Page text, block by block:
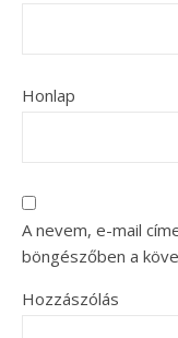
Honlap
A nevem, e-mail
böngészőben a
Hozzászólás